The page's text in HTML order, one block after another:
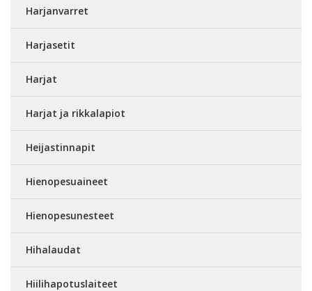
Harjanvarret
Harjasetit
Harjat
Harjat ja rikkalapiot
Heijastinnapit
Hienopesuaineet
Hienopesunesteet
Hihalaudat
Hiilihapotuslaiteet